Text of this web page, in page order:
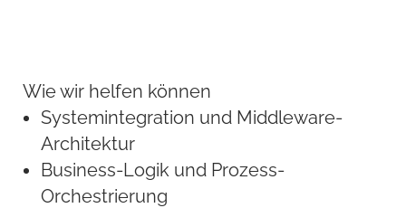
Wie wir helfen können
Systemintegration und Middleware-
Architektur
Business-Logik und Prozess-
Orchestrierung